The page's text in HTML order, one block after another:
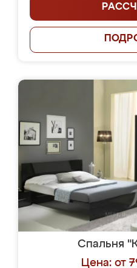
Спальня
Цена: от